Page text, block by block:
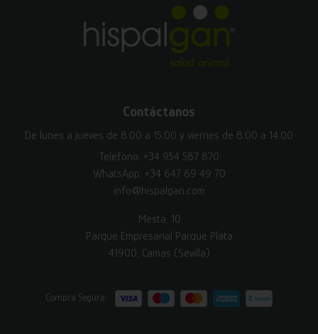
Contáctanos
De lunes a jueves de 8:00 a 15:00 y viernes de 8:00 a 14:00
Teléfono: +34 954 587 870
WhatsApp: +34 647 69 49 70
info@hispalgan.com
Mesta, 10
Parque Empresarial Parque Plata
41900, Camas (Sevilla)
Compra Segura: